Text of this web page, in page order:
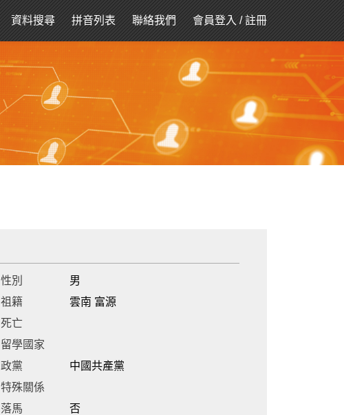
資料搜尋 拼音列表 聯絡我們 會員登入/註冊
性別
男
祖籍
雲南 富源
死亡
留學國家
政黨
中國共產黨
特殊關係
落馬
否